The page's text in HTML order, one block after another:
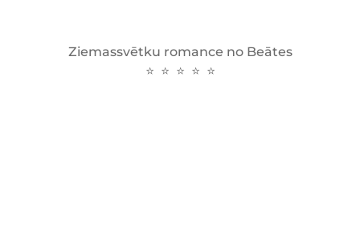
Ziemassvētku romance no Beātes
⭐ ⭐ ⭐ ⭐ ⭐